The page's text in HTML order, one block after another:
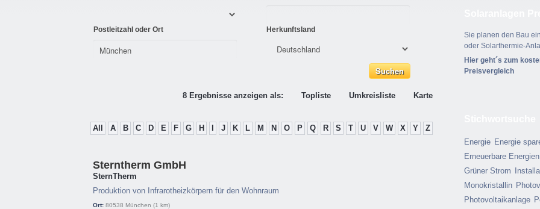
Postleitzahl oder Ort Herkunftsland
8 Ergebnisse anzeigen als: Topliste Umkreisliste Karte
All A B C D E F G H J K L M N O P Q R S T U V W X Y Z
Sterntherm GmbH
SternTherm
Produktion von Infrarotheizkörpern für den Wohnraum
Ort: 80538 München (1 km)
Sie planen den Bau
oder Solarthermie-
Hier geht´s zum
Preisvergleich
Energie Energie
Erneuerbare Energien
Grüner Strom
Monokristallin
Photovoltaikanlage